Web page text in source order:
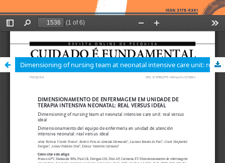
Dimensioning of nursing team at neonatal intensive care unit: real versus ideal / Dimensionamento de enfermagem em unidade de terapia intensiva neonatal: real versus ideal